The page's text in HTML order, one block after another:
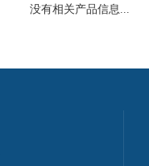
没有相关产品信息...